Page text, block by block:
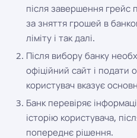
після завершення грейс
за зняття грошей в
ліміту і так далі.
Після вибору банку
офіційний сайт і подати
користувач вказує
Банк перевіряє
історію користувача,
попереднє рішення.